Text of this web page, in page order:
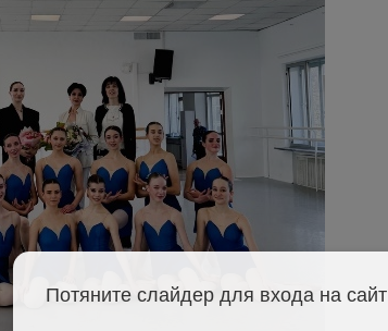
Потяните слайдер для входа на сайт